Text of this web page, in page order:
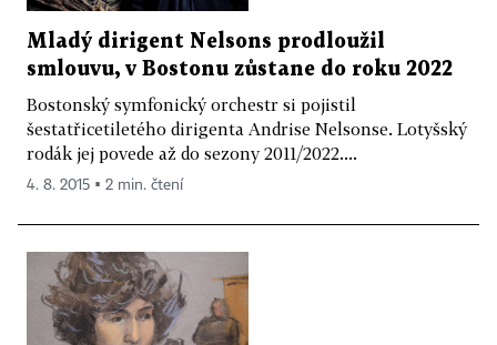
Mladý dirigent Nelsons prodloužil
smlouvu, v Bostonu zůstane do roku 2022
Bostonský symfonický orchestr si pojistil
šestatřicetiletého dirigenta Andrise Nelsonse. Lotyšský
rodák jej povede až do sezony 2011/2022....
4. 8. 2015 ▪ 2 min. čtení